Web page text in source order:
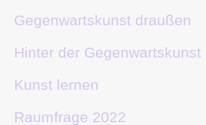
Gegenwartskunst draußen
Hinter der Gegenwartskunst
Kunst lernen
Raumfrage 2022